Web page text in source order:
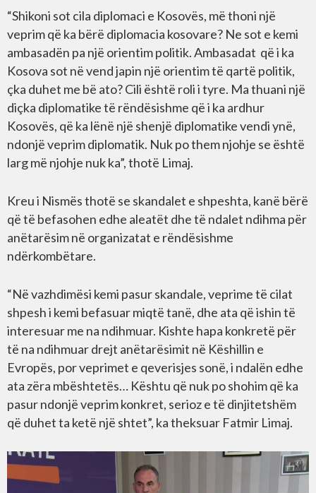
“Shikoni sot cila diplomaci e Kosovës, më thoni një
veprim që ka bërë diplomacia kosovare? Ne sot e kemi
ambasadën pa një orientim politik. Ambasadat që i ka
Kosova sot në vend japin një orientim të qartë politik,
çka duhet me bë ato? Cili është roli i tyre. Ma thuani një
diçka diplomatike të rëndësishme që i ka ardhur
Kosovës, që ka lënë një shenjë diplomatike vendi ynë,
ndonjë veprim diplomatik. Nuk po them njohje se është
larg më njohje nuk ka”, thotë Limaj.
Kreu i Nismës thotë se skandalet e shpeshta, kanë bërë
që të befasohen edhe aleatët dhe të ndalet ndihma për
anëtarësim në organizatat e rëndësishme
ndërkombëtare.
“Në vazhdimësi kemi pasur skandale, veprime të cilat
shpesh i kemi befasuar miqtë tanë, dhe ata që ishin të
interesuar me na ndihmuar. Kishte hapa konkretë për
të na ndihmuar drejt anëtarësimit në Këshillin e
Evropës, por veprimet e qeverisjes sonë, i ndalën edhe
ata zëra mbështetës… Kështu që nuk po shohim që ka
pasur ndonjë veprim konkret, serioz e të dinjitetshëm
që duhet ta ketë një shtet”, ka theksuar Fatmir Limaj.